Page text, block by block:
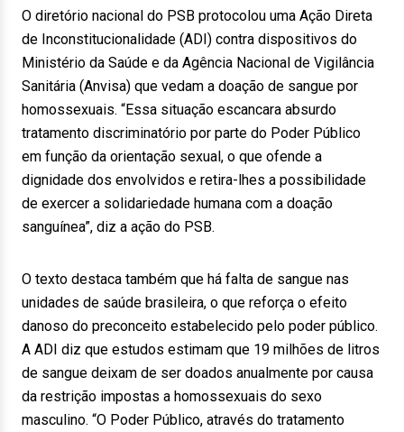
O diretório nacional do PSB protocolou uma Ação Direta
de Inconstitucionalidade (ADI) contra dispositivos do
Ministério da Saúde e da Agência Nacional de Vigilância
Sanitária (Anvisa) que vedam a doação de sangue por
homossexuais. “Essa situação escancara absurdo
tratamento discriminatório por parte do Poder Público
em função da orientação sexual, o que ofende a
dignidade dos envolvidos e retira-lhes a possibilidade
de exercer a solidariedade humana com a doação
sanguínea”, diz a ação do PSB.
O texto destaca também que há falta de sangue nas
unidades de saúde brasileira, o que reforça o efeito
danoso do preconceito estabelecido pelo poder público.
A ADI diz que estudos estimam que 19 milhões de litros
de sangue deixam de ser doados anualmente por causa
da restrição impostas a homossexuais do sexo
masculino. “O Poder Público, através do tratamento